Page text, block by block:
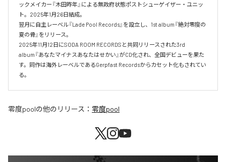
ックメイカー『木田昨年』による無政府状態ポストシューゲイザー・ユニッ
ト。2025年1月26日結成。
翌月に自主レーベル『Lade Pool Records』を設立し、1st album『絶対零度の
夏の骨』をリリース。
2025年11月12日にSODA ROOM RECORDSと共同リリースされた3rd
album『あなたマイナスあなたはせかい』がCD化され、全国デビューを果た
す。同作は海外レーベルであるGerpfast Recordsからカセット化もされてい
る。
零度poolの他のリリース： 零度pool